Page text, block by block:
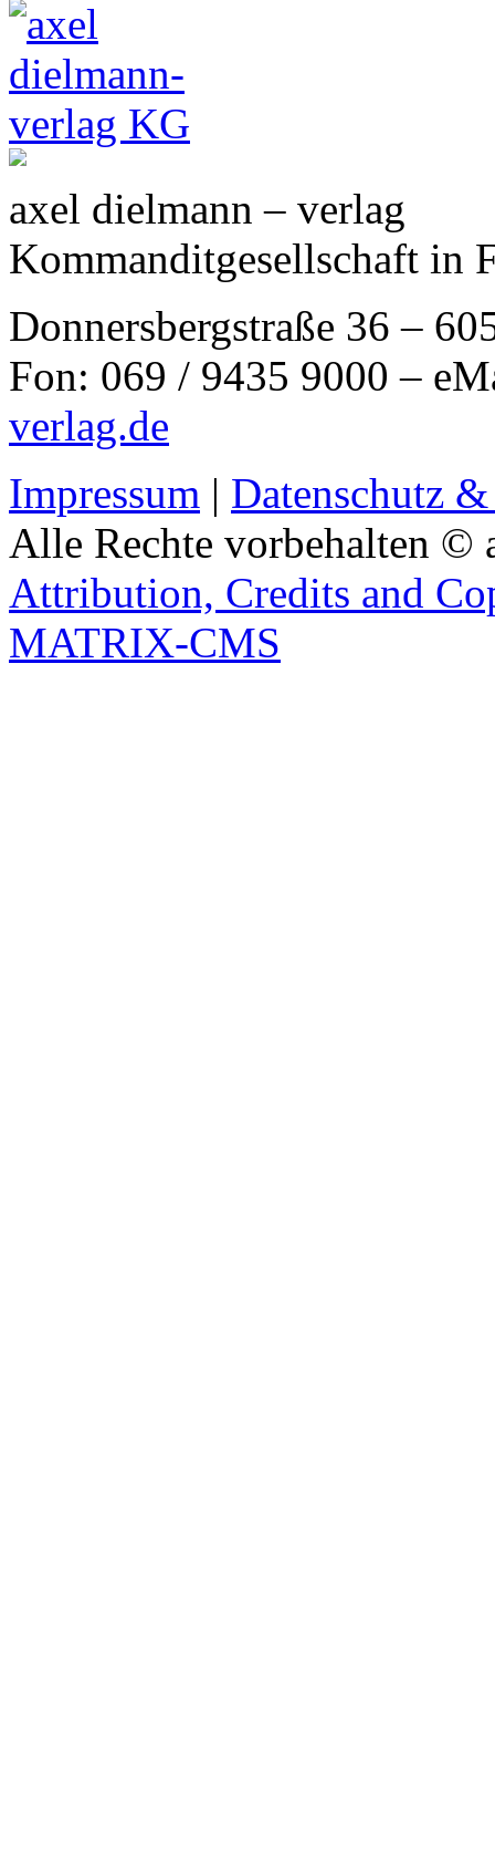
axel dielmann – verlag
Kommanditgesellschaft in
Donnersbergstraße 36 –
Fon: 069 / 9435 9000 –
verlag.de
Impressum | Datenschutz
Alle Rechte vorbehalten ©
Attribution, Credits and
MATRIX-CMS